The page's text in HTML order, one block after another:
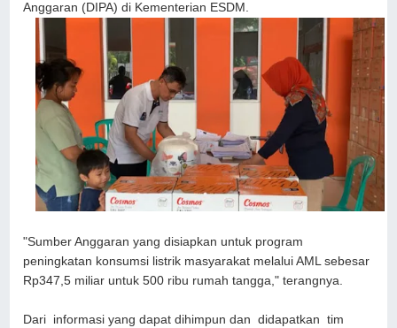
Anggaran (DIPA) di Kementerian ESDM.
"Sumber Anggaran yang disiapkan untuk program
peningkatan konsumsi listrik masyarakat melalui AML sebesar
Rp347,5 miliar untuk 500 ribu rumah tangga," terangnya.
Dari informasi yang dapat dihimpun dan didapatkan tim